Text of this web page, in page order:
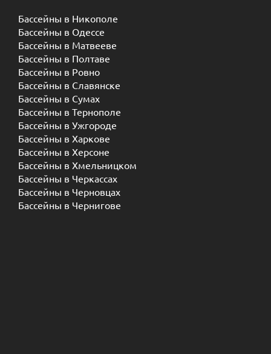
Бассейны в Никополе
Бассейны в Одессе
Бассейны в Матвееве
Бассейны в Полтаве
Бассейны в Ровно
Бассейны в Славянске
Бассейны в Сумах
Бассейны в Тернополе
Бассейны в Ужгороде
Бассейны в Харкове
Бассейны в Херсоне
Бассейны в Хмельницком
Бассейны в Черкассах
Бассейны в Черновцах
Бассейны в Чернигове